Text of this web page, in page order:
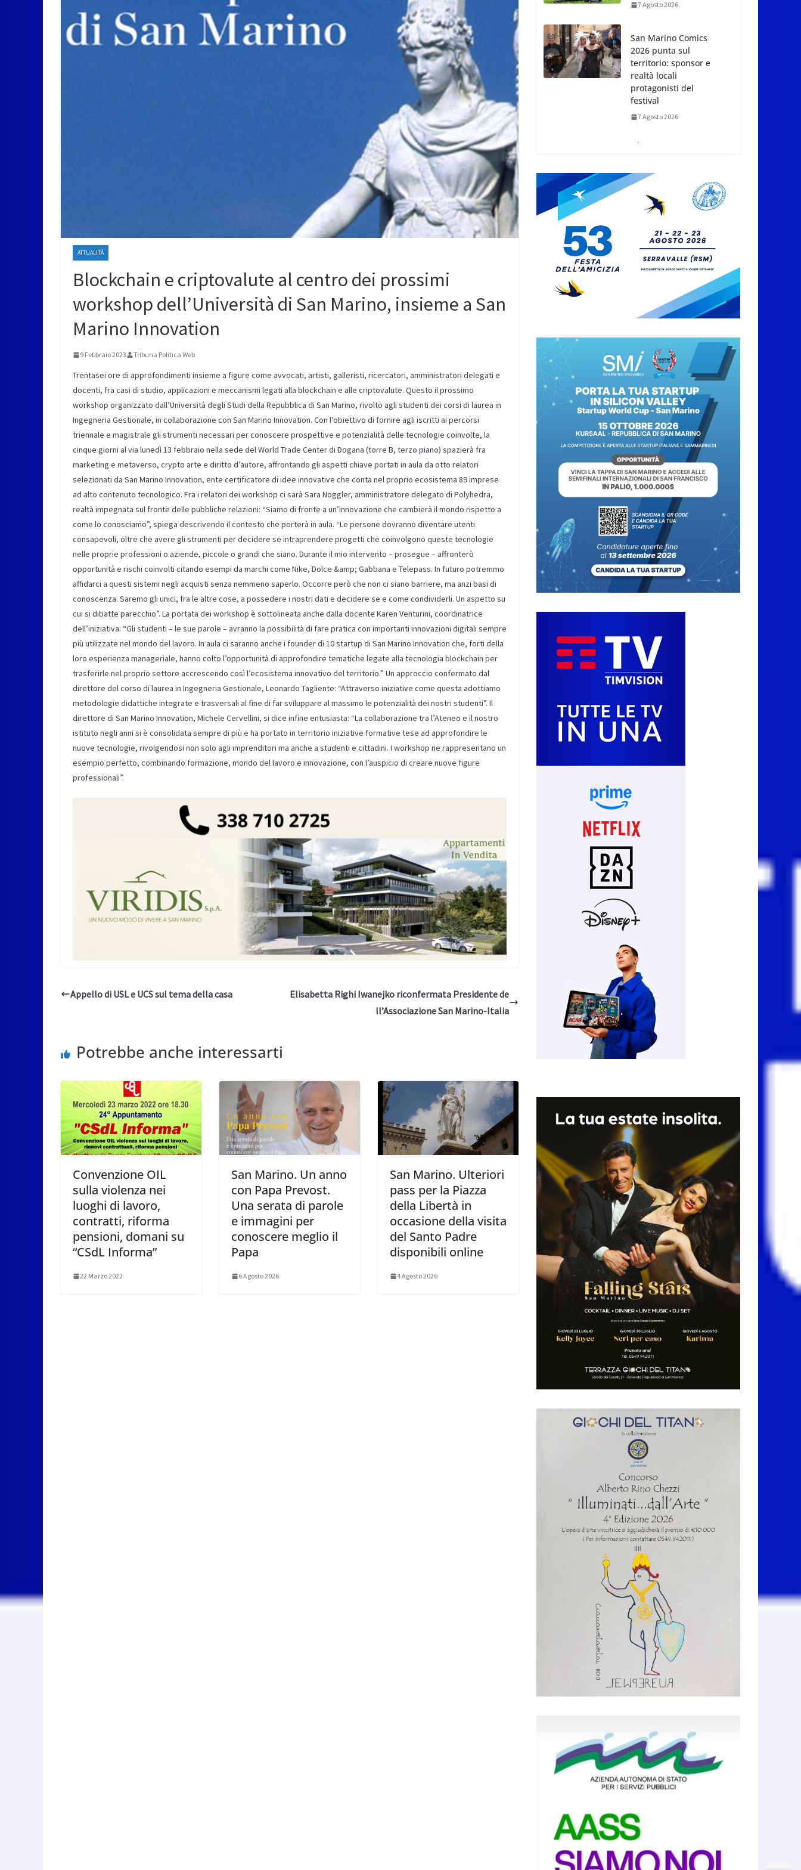
ATTUALITÀ
Blockchain e criptovalute al centro dei prossimi
workshop dell’Università di San Marino, insieme a San
Marino Innovation
9 Febbraio 2023 Tribuna Politica Web
Trentasei ore di approfondimenti insieme a figure come avvocati, artisti, galleristi, ricercatori, amministratori delegati e
docenti, fra casi di studio, applicazioni e meccanismi legati alla blockchain e alle criptovalute. Questo il prossimo
workshop organizzato dall’Università degli Studi della Repubblica di San Marino, rivolto agli studenti dei corsi di laurea in
Ingegneria Gestionale, in collaborazione con San Marino Innovation. Con l’obiettivo di fornire agli iscritti ai percorsi
triennale e magistrale gli strumenti necessari per conoscere prospettive e potenzialità delle tecnologie coinvolte, la
cinque giorni al via lunedì 13 febbraio nella sede del World Trade Center di Dogana (torre B, terzo piano) spazierà fra
marketing e metaverso, crypto arte e diritto d’autore, affrontando gli aspetti chiave portati in aula da otto relatori
selezionati da San Marino Innovation, ente certificatore di idee innovative che conta nel proprio ecosistema 89 imprese
ad alto contenuto tecnologico. Fra i relatori dei workshop ci sarà Sara Noggler, amministratore delegato di Polyhedra,
realtà impegnata sul fronte delle pubbliche relazioni: “Siamo di fronte a un’innovazione che cambierà il mondo rispetto a
come lo conosciamo”, spiega descrivendo il contesto che porterà in aula. “Le persone dovranno diventare utenti
consapevoli, oltre che avere gli strumenti per decidere se intraprendere progetti che coinvolgono queste tecnologie
nelle proprie professioni o aziende, piccole o grandi che siano. Durante il mio intervento – prosegue – affronterò
opportunità e rischi coinvolti citando esempi da marchi come Nike, Dolce &amp; Gabbana e Telepass. In futuro potremmo
affidarci a questi sistemi negli acquisti senza nemmeno saperlo. Occorre però che non ci siano barriere, ma anzi basi di
conoscenza. Saremo gli unici, fra le altre cose, a possedere i nostri dati e decidere se e come condividerli. Un aspetto su
cui si dibatte parecchio”. La portata dei workshop è sottolineata anche dalla docente Karen Venturini, coordinatrice
dell’iniziativa: “Gli studenti – le sue parole – avranno la possibilità di fare pratica con importanti innovazioni digitali sempre
più utilizzate nel mondo del lavoro. In aula ci saranno anche i founder di 10 startup di San Marino Innovation che, forti della
loro esperienza manageriale, hanno colto l’opportunità di approfondire tematiche legate alla tecnologia blockchain per
trasferirle nel proprio settore accrescendo così l’ecosistema innovativo del territorio.” Un approccio confermato dal
direttore del corso di laurea in Ingegneria Gestionale, Leonardo Tagliente: “Attraverso iniziative come questa adottiamo
metodologie didattiche integrate e trasversali al fine di far sviluppare al massimo le potenzialità dei nostri studenti”. Il
direttore di San Marino Innovation, Michele Cervellini, si dice infine entusiasta: “La collaborazione tra l’Ateneo e il nostro
istituto negli anni si è consolidata sempre di più e ha portato in territorio iniziative formative tese ad approfondire le
nuove tecnologie, rivolgendosi non solo agli imprenditori ma anche a studenti e cittadini. I workshop ne rappresentano un
esempio perfetto, combinando formazione, mondo del lavoro e innovazione, con l’auspicio di creare nuove figure
professionali”.
Appello di USL e UCS sul tema della casa
Elisabetta Righi Iwanejko riconfermata Presidente de
ll’Associazione San Marino-Italia
Potrebbe anche interessarti
Convenzione OIL
sulla violenza nei
luoghi di lavoro,
contratti, riforma
pensioni, domani su
“CSdL Informa”
22 Marzo 2022
San Marino. Un anno
con Papa Prevost.
Una serata di parole
e immagini per
conoscere meglio il
Papa
6 Agosto 2026
San Marino. Ulteriori
pass per la Piazza
della Libertà in
occasione della visita
del Santo Padre
disponibili online
4 Agosto 2026
7 Agosto 2026
San Marino. Eclissi di
sole mercoledì 12,
verso l’ora del
tramonto. I luoghi del
San Marino, stop agli
abbruciamenti di
residui agricoli e
settembre. Previste
multe salate
7 Agosto 2026
Caccuri celebra
Roberto Sergio:
chiavi della città e
premio alla carriera
7 Agosto 2026
Anche la FSGC nella
nuova partnership tra
FIFA+ e DAZN
7 Agosto 2026